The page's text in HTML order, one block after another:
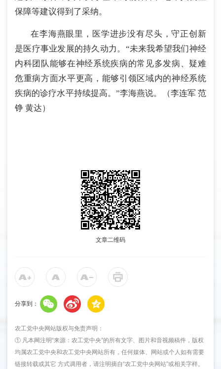
保障等建议得到了采纳。
在李海燕眼里，医学进步没有尽头，守正创新
是医疗事业发展的持久动力。“未来我希望我们神经
内科团队能够在神经系统疾病的常见多发病、疑难
危重病方面水平更高，能够引领区域内的神经系统
疾病的诊疗水平持续提高。”李海燕说。（李连军 范
铮 黄达）
文章二维码
分享到：
农工党中央网站版权与免责声明：
① 凡本网注明“来源：农工党中央”的所有文字、图片和音视频稿件，版权
均属农工党中央和农工党中央网站所有，任何媒体、网站或个人如有需要
链接转载或其它 方式调用者，请注明摘自“农工党中央网站”或相关字样。